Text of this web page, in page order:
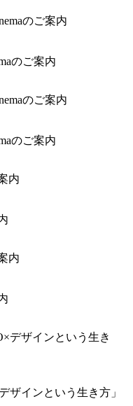
のご案内
のご案内
ザインという生き方」